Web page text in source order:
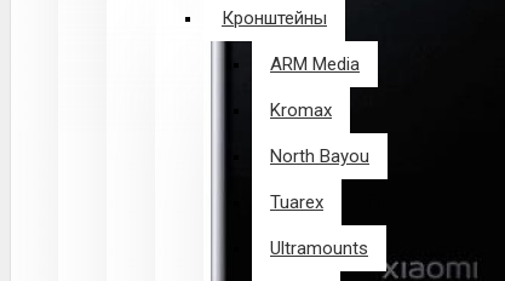
Кронштейны
ARM Media
Kromax
North Bayou
Tuarex
Ultramounts